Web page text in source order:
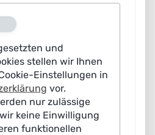
Justiz, die letzte
Mensch treffen. Jedoch sollten
Werkzeug zur
Richterbund –
und
stellen wir Ihnen
Einstellungen in
vor.
nur zulässige
keine Einwilligung
funktionellen